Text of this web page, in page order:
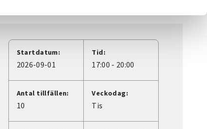
Startdatum:
2026-09-01
Tid:
17:00 - 20:00
Antal tillfällen:
10
Veckodag:
Tis